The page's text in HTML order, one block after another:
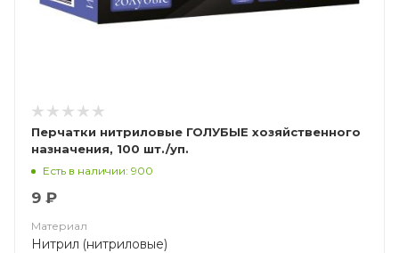
Перчатки нитриловые ГОЛУБЫЕ хозяйственного
назначения, 100 шт./уп.
Есть в наличии: 900
9 ₽
Материал
Нитрил (нитриловые)